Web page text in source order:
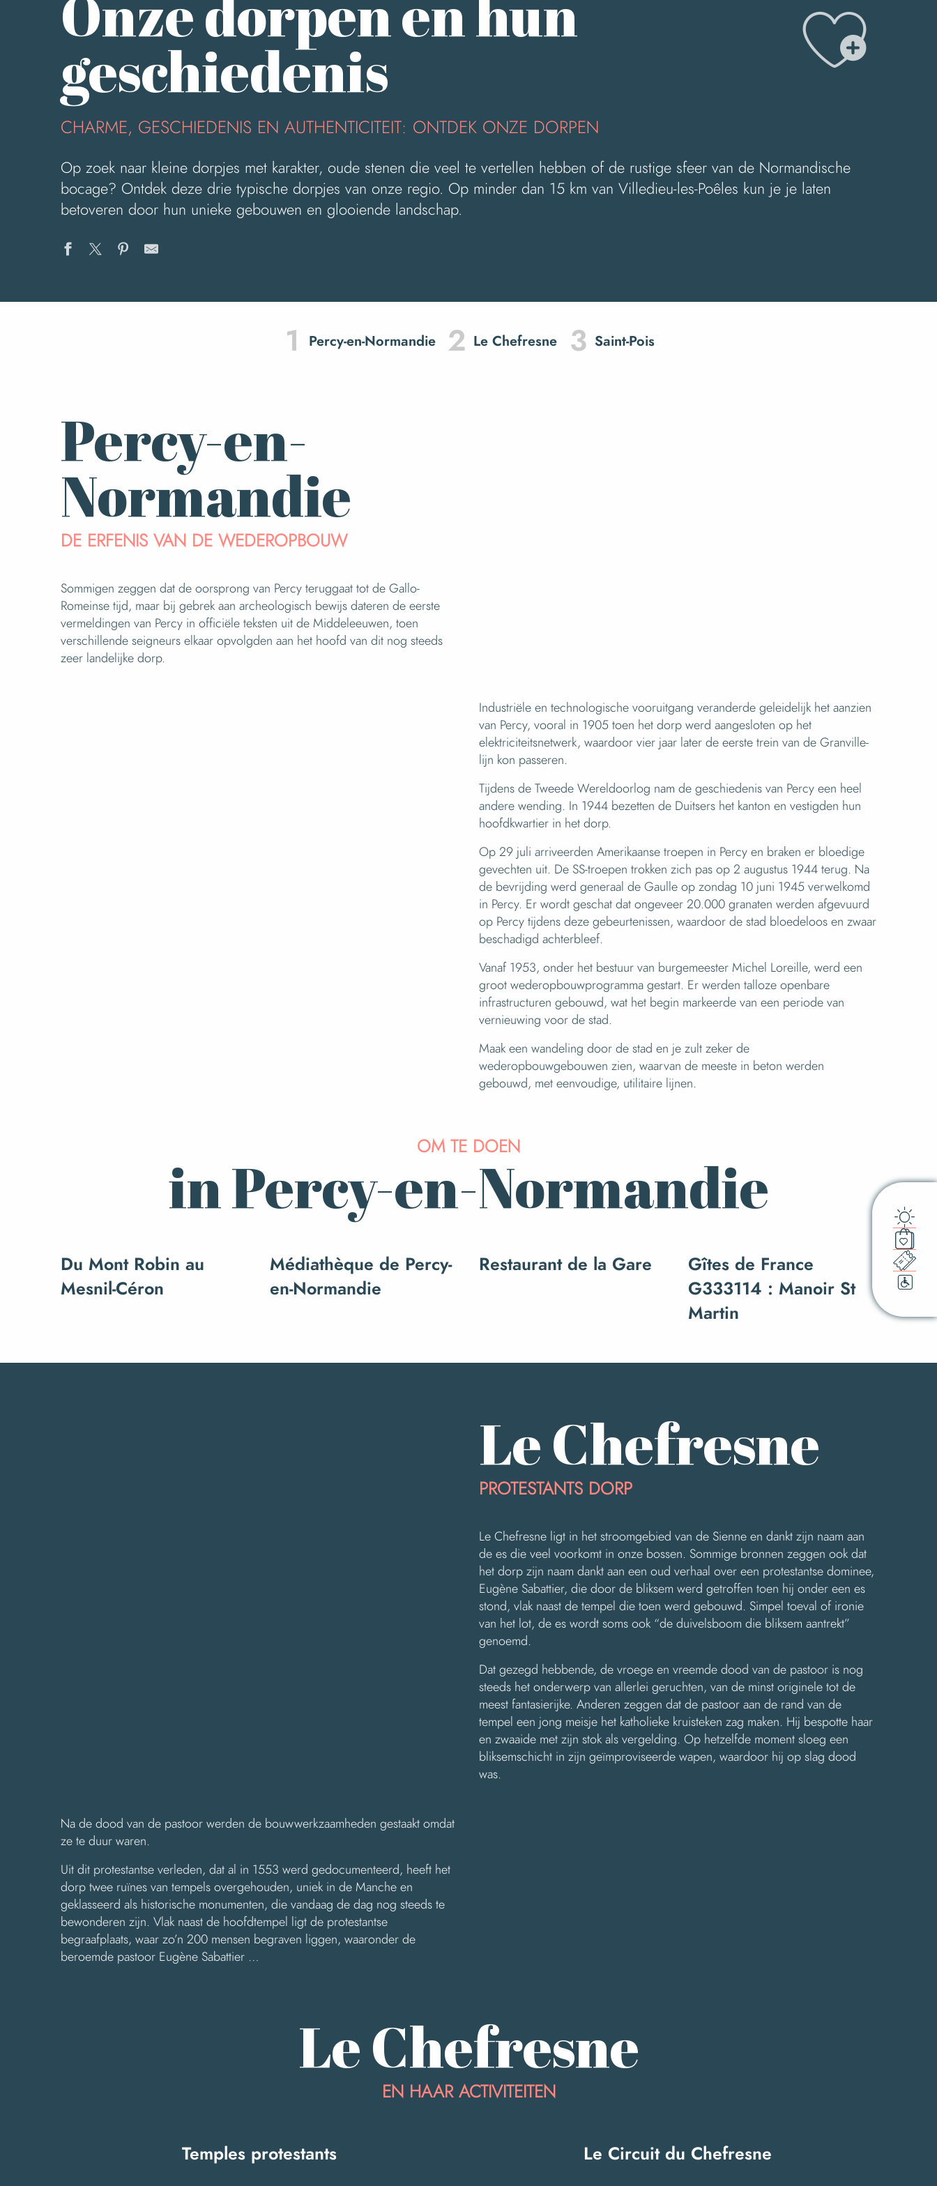
geschiedenis
CHARME, GESCHIEDENIS EN AUTHENTICITEIT: ONTDEK ONZE DORPEN
Op zoek naar kleine dorpjes met karakter, oude stenen die veel te vertellen hebben of de rustige sfeer van de Normandische
bocage? Ontdek deze drie typische dorpjes van onze regio. Op minder dan 15 km van Villedieu-les-Poêles kun je je laten
betoveren door hun unieke gebouwen en glooiende landschap.
1 Percy-en-Normandie 2 Le Chefresne 3 Saint-Pois
Percy-en-
Normandie
DE ERFENIS VAN DE WEDEROPBOUW
Sommigen zeggen dat de oorsprong van Percy teruggaat tot de Gallo-
Romeinse tijd, maar bij gebrek aan archeologisch bewijs dateren de eerste
vermeldingen van Percy in officiële teksten uit de Middeleeuwen, toen
verschillende seigneurs elkaar opvolgden aan het hoofd van dit nog steeds
zeer landelijke dorp.
Industriële en technologische vooruitgang veranderde geleidelijk het aanzien
van Percy, vooral in 1905 toen het dorp werd aangesloten op het
elektriciteitsnetwerk, waardoor vier jaar later de eerste trein van de Granville-
lijn kon passeren.
Tijdens de Tweede Wereldoorlog nam de geschiedenis van Percy een heel
andere wending. In 1944 bezetten de Duitsers het kanton en vestigden hun
hoofdkwartier in het dorp.
Op 29 juli arriveerden Amerikaanse troepen in Percy en braken er bloedige
gevechten uit. De SS-troepen trokken zich pas op 2 augustus 1944 terug. Na
de bevrijding werd generaal de Gaulle op zondag 10 juni 1945 verwelkomd
in Percy. Er wordt geschat dat ongeveer 20.000 granaten werden afgevuurd
op Percy tijdens deze gebeurtenissen, waardoor de stad bloedeloos en zwaar
beschadigd achterbleef.
Vanaf 1953, onder het bestuur van burgemeester Michel Loreille, werd een
groot wederopbouwprogramma gestart. Er werden talloze openbare
infrastructuren gebouwd, wat het begin markeerde van een periode van
vernieuwing voor de stad.
Maak een wandeling door de stad en je zult zeker de
wederopbouwgebouwen zien, waarvan de meeste in beton werden
gebouwd, met eenvoudige, utilitaire lijnen.
OM TE DOEN
in Percy-en-Normandie
Du Mont Robin au
Mesnil-Céron
Médiathèque de Percy-
en-Normandie
Restaurant de la Gare
Gîtes de France
G333114 : Manoir St
Martin
Le Chefresne
PROTESTANTS DORP
Le Chefresne ligt in het stroomgebied van de Sienne en dankt zijn naam aan
de es die veel voorkomt in onze bossen. Sommige bronnen zeggen ook dat
het dorp zijn naam dankt aan een oud verhaal over een protestantse dominee,
Eugène Sabattier, die door de bliksem werd getroffen toen hij onder een es
stond, vlak naast de tempel die toen werd gebouwd. Simpel toeval of ironie
van het lot, de es wordt soms ook “de duivelsboom die bliksem aantrekt”
genoemd.
Dat gezegd hebbende, de vroege en vreemde dood van de pastoor is nog
steeds het onderwerp van allerlei geruchten, van de minst originele tot de
meest fantasierijke. Anderen zeggen dat de pastoor aan de rand van de
tempel een jong meisje het katholieke kruisteken zag maken. Hij bespotte haar
en zwaaide met zijn stok als vergelding. Op hetzelfde moment sloeg een
bliksemschicht in zijn geïmproviseerde wapen, waardoor hij op slag dood
was.
Na de dood van de pastoor werden de bouwwerkzaamheden gestaakt omdat
ze te duur waren.
Uit dit protestantse verleden, dat al in 1553 werd gedocumenteerd, heeft het
dorp twee ruïnes van tempels overgehouden, uniek in de Manche en
geklasseerd als historische monumenten, die vandaag de dag nog steeds te
bewonderen zijn. Vlak naast de hoofdtempel ligt de protestantse
begraafplaats, waar zo’n 200 mensen begraven liggen, waaronder de
beroemde pastoor Eugène Sabattier …
Le Chefresne
EN HAAR ACTIVITEITEN
Temples protestants Le Circuit du Chefresne